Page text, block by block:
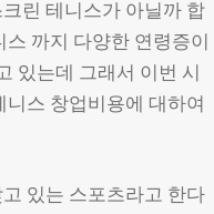
린 테니스가 아닐까 합
까지 다양한 연령증이
있는데 그래서 이번 시
스 창업비용에 대하여
있는 스포츠라고 한다